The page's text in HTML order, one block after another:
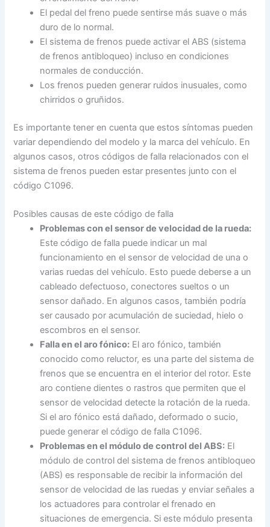
El pedal del freno puede sentirse más suave o más
duro de lo normal.
El sistema de frenos puede activar el ABS (sistema
de frenos antibloqueo) incluso en condiciones
normales de conducción.
Los frenos pueden generar ruidos inusuales, como
chirridos o gruñidos.
Es importante tener en cuenta que estos síntomas pueden
variar dependiendo del modelo y la marca del vehículo. En
algunos casos, otros códigos de falla relacionados con el
sistema de frenos pueden estar presentes junto con el
código C1096.
Posibles causas de este código de falla
Problemas con el sensor de velocidad de la rueda:
Este código de falla puede indicar un mal
funcionamiento en el sensor de velocidad de una o
varias ruedas del vehículo. Esto puede deberse a un
cableado defectuoso, conectores sueltos o un
sensor dañado. En algunos casos, también podría
ser causado por acumulación de suciedad, hielo o
escombros en el sensor.
Falla en el aro fónico: El aro fónico, también
conocido como reluctor, es una parte del sistema de
frenos que se encuentra en el interior del rotor. Este
aro contiene dientes o rastros que permiten que el
sensor de velocidad detecte la rotación de la rueda.
Si el aro fónico está dañado, deformado o sucio,
puede generar el código de falla C1096.
Problemas en el módulo de control del ABS: El
módulo de control del sistema de frenos antibloqueo
(ABS) es responsable de recibir la información del
sensor de velocidad de las ruedas y enviar señales a
los actuadores para controlar el frenado en
situaciones de emergencia. Si este módulo presenta